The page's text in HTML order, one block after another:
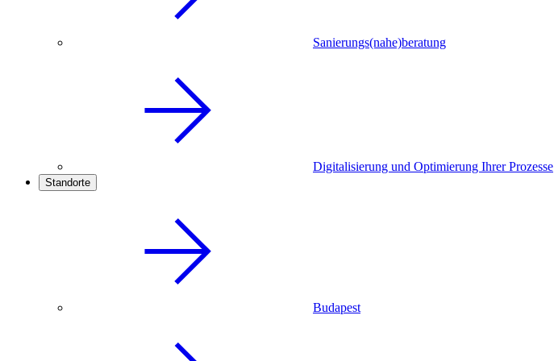
Sanierungs(nahe)beratung
Digitalisierung und Optimierung Ihrer Prozesse
Standorte
Budapest